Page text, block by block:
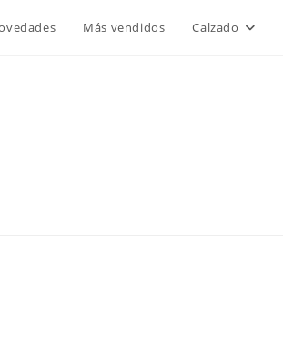
Más vendidos Calzado